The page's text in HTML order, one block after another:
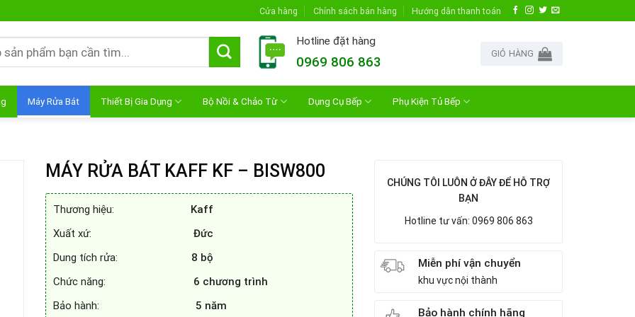
Cửa hàng Chính sách bán hàng Hướng dẫn thanh toán
Hotline đặt hàng
0969 806 863
GIỎ HÀNG
Máy Rửa Bát Thiết Bị Gia Dụng Bộ Nồi & Chảo Từ Dụng Cụ Bếp Phụ Kiện Tủ Bếp
MÁY RỬA BÁT KAFF KF – BISW800
Thương hiệu: Kaff
Xuất xứ: Đức
Dung tích rửa: 8 bộ
Chức năng: 6 chương trình
Bảo hành: 5 năm
CHÚNG TÔI LUÔN Ở ĐÂY ĐỂ HỖ TRỢ
BẠN
Hotline tư vấn: 0969 806 863
Miễn phí vận chuyển
khu vực nội thành
Bảo hành chính hãng